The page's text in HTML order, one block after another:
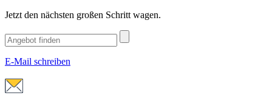
Jetzt den nächsten großen Schritt wagen.
E-Mail schreiben